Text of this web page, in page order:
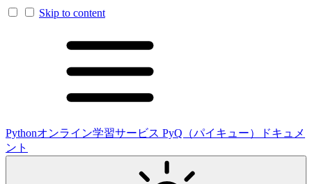
Skip to content
Pythonオンライン学習サービス PyQ（パイキュー）ドキュメ
ント